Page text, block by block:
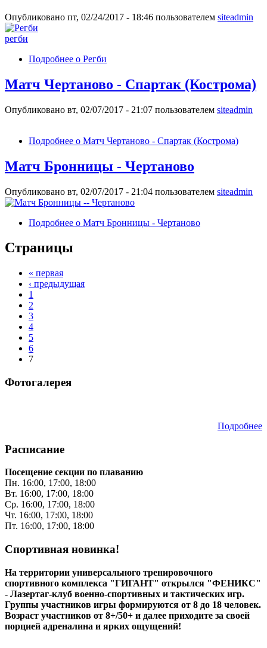
Опубликовано пт, 02/24/2017 - 18:46 пользователем siteadmin
регби
Подробнее о Регби
Матч Чертаново - Спартак (Кострома)
Опубликовано вт, 02/07/2017 - 21:07 пользователем siteadmin
Подробнее о Матч Чертаново - Спартак (Кострома)
Матч Бронницы - Чертаново
Опубликовано вт, 02/07/2017 - 21:04 пользователем siteadmin
Подробнее о Матч Бронницы - Чертаново
Страницы
« первая
‹ предыдущая
1
2
3
4
5
6
7
Фотогалерея
Подробнее
Расписание
Посещение секции по плаванию
Пн. 16:00, 17:00, 18:00
Вт. 16:00, 17:00, 18:00
Ср. 16:00, 17:00, 18:00
Чт. 16:00, 17:00, 18:00
Пт. 16:00, 17:00, 18:00
Спортивная новинка!
На территории универсального тренировочного
спортивного комплекса "ГИГАНТ" открылся "ФЕНИКС"
- Лазертаг-клуб военно-спортивных и тактических игр.
Группы участников игры формируются от 8 до 18 человек.
Возраст участников от 8+/50+ и далее приходите за своей
порцией адреналина и ярких ощущений!